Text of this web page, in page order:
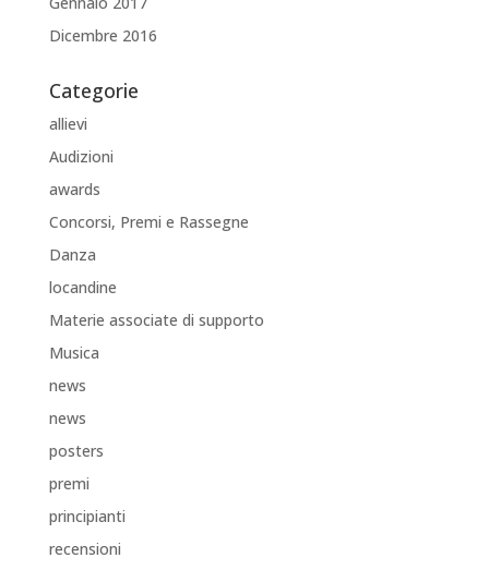
Dicembre 2016
Categorie
allievi
Audizioni
awards
Concorsi, Premi e Rassegne
Danza
locandine
Materie associate di supporto
Musica
news
news
posters
premi
principianti
recensioni